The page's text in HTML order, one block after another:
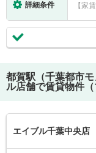
詳細条件 【家
都賀駅（千葉都市モ
ル店舗で賃貸物件
エイブル千葉中央店